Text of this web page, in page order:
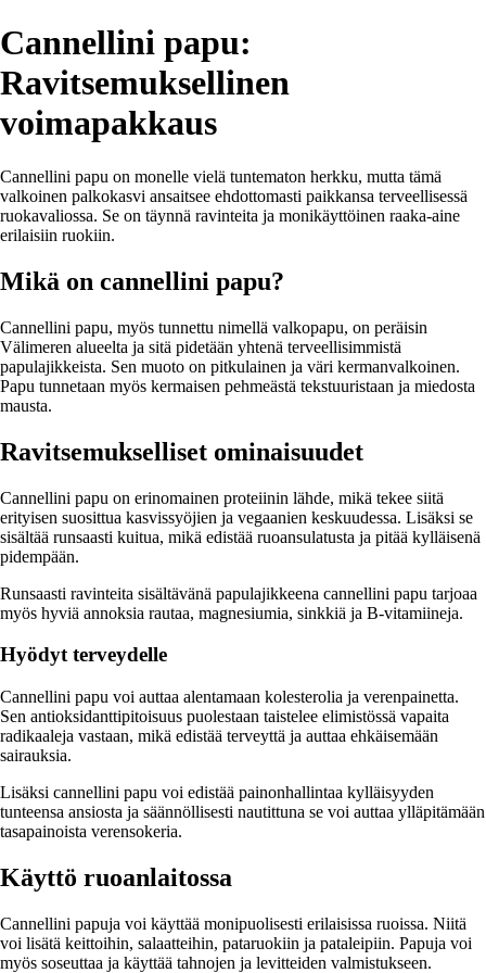
Cannellini papu:
Ravitsemuksellinen
voimapakkaus
Cannellini papu on monelle vielä tuntematon herkku, mutta tämä
valkoinen palkokasvi ansaitsee ehdottomasti paikkansa terveellisessä
ruokavaliossa. Se on täynnä ravinteita ja monikäyttöinen raaka-aine
erilaisiin ruokiin.
Mikä on cannellini papu?
Cannellini papu, myös tunnettu nimellä valkopapu, on peräisin
Välimeren alueelta ja sitä pidetään yhtenä terveellisimmistä
papulajikkeista. Sen muoto on pitkulainen ja väri kermanvalkoinen.
Papu tunnetaan myös kermaisen pehmeästä tekstuuristaan ja miedosta
mausta.
Ravitsemukselliset ominaisuudet
Cannellini papu on erinomainen proteiinin lähde, mikä tekee siitä
erityisen suosittua kasvissyöjien ja vegaanien keskuudessa. Lisäksi se
sisältää runsaasti kuitua, mikä edistää ruoansulatusta ja pitää kylläisenä
pidempään.
Runsaasti ravinteita sisältävänä papulajikkeena cannellini papu tarjoaa
myös hyviä annoksia rautaa, magnesiumia, sinkkiä ja B-vitamiineja.
Hyödyt terveydelle
Cannellini papu voi auttaa alentamaan kolesterolia ja verenpainetta.
Sen antioksidanttipitoisuus puolestaan taistelee elimistössä vapaita
radikaaleja vastaan, mikä edistää terveyttä ja auttaa ehkäisemään
sairauksia.
Lisäksi cannellini papu voi edistää painonhallintaa kylläisyyden
tunteensa ansiosta ja säännöllisesti nautittuna se voi auttaa ylläpitämään
tasapainoista verensokeria.
Käyttö ruoanlaitossa
Cannellini papuja voi käyttää monipuolisesti erilaisissa ruoissa. Niitä
voi lisätä keittoihin, salaatteihin, pataruokiin ja pataleipiin. Papuja voi
myös soseuttaa ja käyttää tahnojen ja levitteiden valmistukseen.